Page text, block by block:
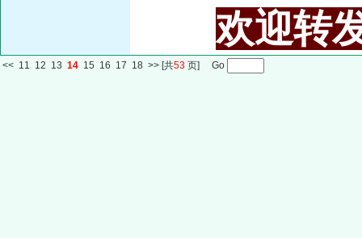
欢迎转
<< 11 12 13 14 15 16 17 18 >> [共53 页] Go